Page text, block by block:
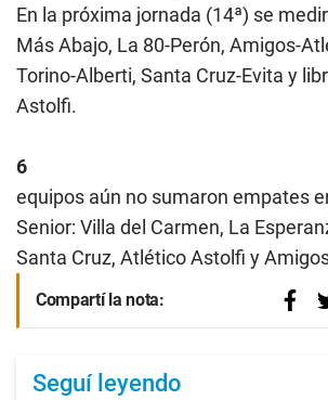
En la próxima jornada (14ª) se
Más Abajo, La 80-Perón, Amigos-
Torino-Alberti, Santa Cruz-Evita y
Astolfi.
6
equipos aún no sumaron empates
Senior: Villa del Carmen, La
Santa Cruz, Atlético Astolfi y
Compartí la nota:
Seguí leyendo